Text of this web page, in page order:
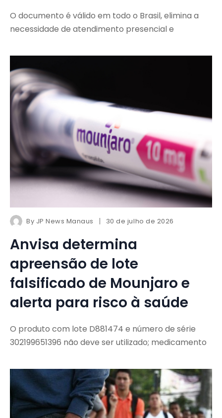
O documento é válido em todo o Brasil, elimina a
necessidade de atendimento presencial e
By JP News Manaus 30 de julho de 2026
Anvisa determina
apreensão de lote
falsificado de Mounjaro e
alerta para risco à saúde
O produto com lote D881474 e número de série
302199651396 não deve ser utilizado; medicamento